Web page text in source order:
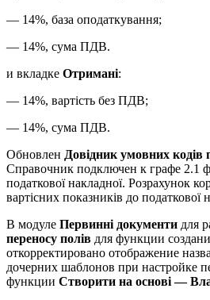
— 14%, база оподаткування;
— 14%, сума ПДВ.
и вкладке Отримані:
— 14%, вартість без ПДВ;
— 14%, сума ПДВ.
Обновлен Довідник умовних
Справочник подключен к графе 2.1
податкової накладної. Розрахунок
вартісних показників до податкової
В модуле Первинні документи для
переносу полів для функции
откорректировано отображение
дочерних шаблонов при настройке
функции Створити на основі —